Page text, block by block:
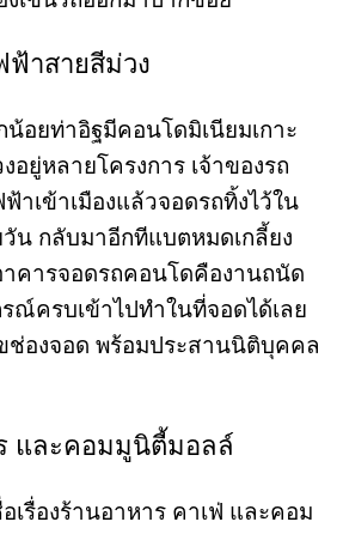
าสายสีม่วง
น้อยท่าอิฐมีคอนโดมิเนียมเกาะ
อยู่หลายโครงการ เจ้าของรถ
าเข้าเมืองแล้วจอดรถทิ้งไว้ใน
น กลับมาอีกทีแบตหมดเกลี้ยง
คารจอดรถคอนโดคืองานถนัด
ณ์ครบเข้าไปทำในที่จอดได้เลย
ช่องจอด พร้อมประสานนิติบุคคล
และคอมมูนิตี้มอลล์
รื่องร้านอาหาร คาเฟ่ และคอม